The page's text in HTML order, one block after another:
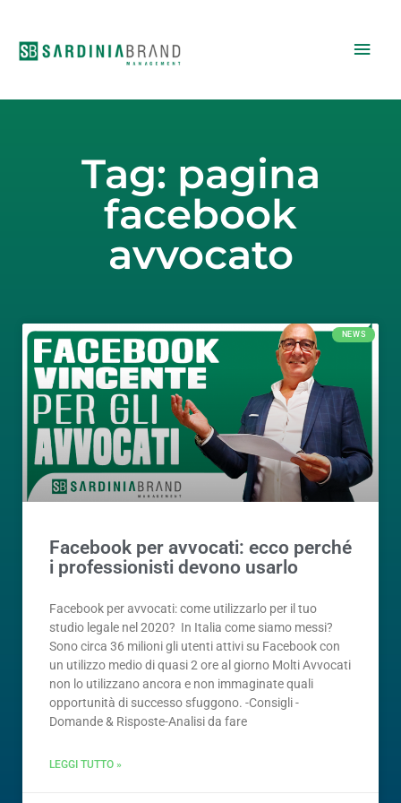
contenuto
Tag: pagina
facebook
avvocato
NEWS
Facebook per avvocati: ecco perché
i professionisti devono usarlo
Facebook per avvocati: come utilizzarlo per il tuo
studio legale nel 2020? In Italia come siamo messi?
Sono circa 36 milioni gli utenti attivi su Facebook con
un utilizzo medio di quasi 2 ore al giorno Molti Avvocati
non lo utilizzano ancora e non immaginate quali
opportunità di successo sfuggono. -Consigli -
Domande & Risposte-Analisi da fare
LEGGI TUTTO »